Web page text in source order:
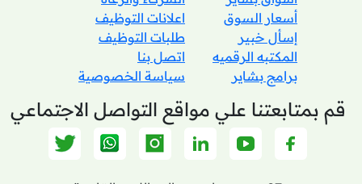
أسعار السوق
إسأل خبير
المكتبه الرقميه
برامج بشاير
اعلانات التوظيف
طلبات التوظيف
اتصل بنا
سياسة الخصوصية
قم بمتابعتنا علي مواقع التواصل الاجتماعي